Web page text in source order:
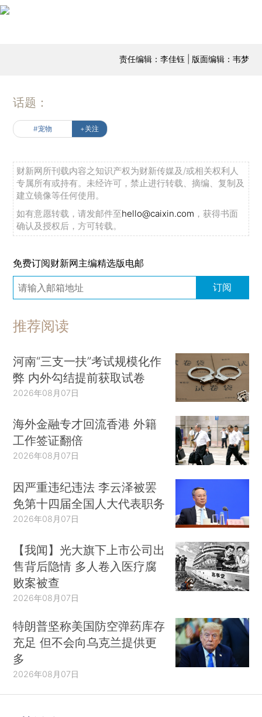
责任编辑：李佳钰 | 版面编辑：韦梦
话题：
#宠物 +关注
财新网所刊载内容之知识产权为财新传媒及/或相关权利人
专属所有或持有。未经许可，禁止进行转载、摘编、复制及
建立镜像等任何使用。
如有意愿转载，请发邮件至hello@caixin.com ，获得书面
确认及授权后，方可转载。
免费订阅财新网主编精选版电邮
订阅
推荐阅读
河南“三支一扶”考试规模化作
弊 内外勾结提前获取试卷
2026年08月07日
海外金融专才回流香港 外籍
工作签证翻倍
2026年08月07日
因严重违纪违法 李云泽被罢
免第十四届全国人大代表职务
2026年08月07日
【我闻】光大旗下上市公司出
售背后隐情 多人卷入医疗腐
败案被查
2026年08月07日
特朗普坚称美国防空弹药库存
充足 但不会向乌克兰提供更
多
2026年08月07日